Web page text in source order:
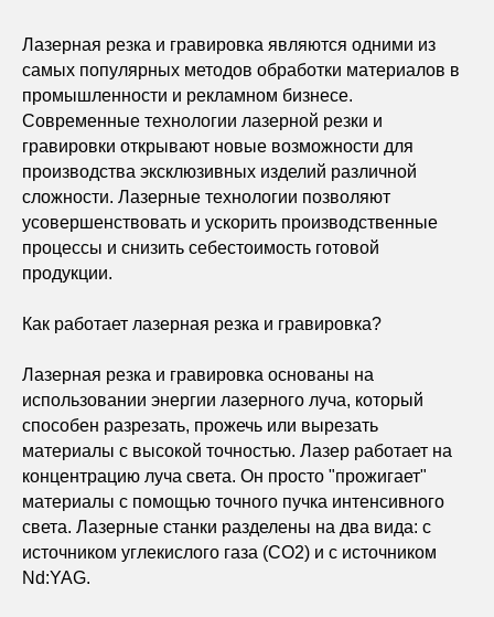
Лазерная резка и гравировка являются одними из
самых популярных методов обработки материалов в
промышленности и рекламном бизнесе.
Современные технологии лазерной резки и
гравировки открывают новые возможности для
производства эксклюзивных изделий различной
сложности. Лазерные технологии позволяют
усовершенствовать и ускорить производственные
процессы и снизить себестоимость готовой
продукции.
Как работает лазерная резка и гравировка?
Лазерная резка и гравировка основаны на
использовании энергии лазерного луча, который
способен разрезать, прожечь или вырезать
материалы с высокой точностью. Лазер работает на
концентрацию луча света. Он просто "прожигает"
материалы с помощью точного пучка интенсивного
света. Лазерные станки разделены на два вида: с
источником углекислого газа (CO2) и с источником
Nd:YAG.